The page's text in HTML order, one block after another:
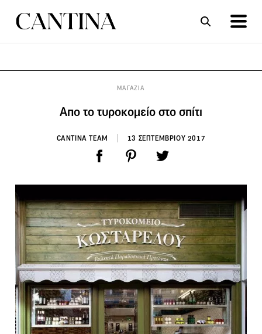
ΜΑΓΑΖΙΑ
Απο το τυροκομείο στο σπίτι
CANTINA TEAM 13 ΣΕΠΤΕΜΒΡΙΟΥ 2017